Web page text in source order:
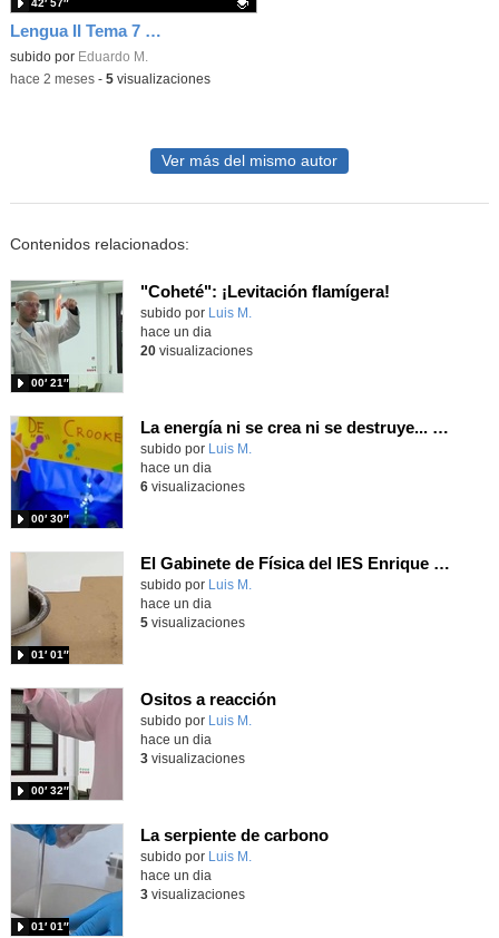
Lengua II Tema 7 Clase 74 20260519 - Figuras retóricas y Juan Ramón Jiménez
Contenido educativo.
subido por Eduardo M.
42′ 57″
-hace 2 meses- 5visualizaciones
Ver más del mismo autor
Contenidos relacionados:
"Coheté": ¡Levitación flamígera!
Contenido educativo.
subido por Luis M.
00′ 21″
hace un dia
20visualizaciones
La energía ni se crea ni se destruye... ¡se experimenta! El Tierno en la Feria Madrid es Ciencia 2026
Contenido educativo.
subido por Luis M.
00′ 30″
hace un dia
6visualizaciones
El Gabinete de Física del IES Enrique Tierno Galván de Parla (Curso 25-26)
Contenido educativo.
subido por Luis M.
01′ 01″
hace un dia
5visualizaciones
Ositos a reacción
Contenido educativo.
subido por Luis M.
00′ 32″
hace un dia
3visualizaciones
La serpiente de carbono
Contenido educativo.
subido por Luis M.
01′ 01″
hace un dia
3visualizaciones